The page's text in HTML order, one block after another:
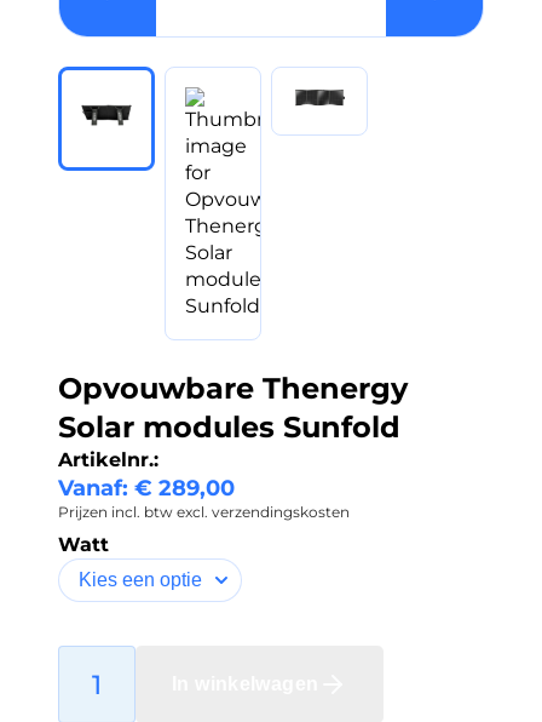
Opvouwbare Thenergy
Solar modules Sunfold
Artikelnr.:
Vanaf: € 289,00
Prijzen incl. btw excl. verzendingskosten
Watt